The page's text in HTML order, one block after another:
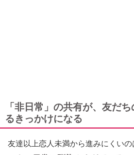
「非日常」の共有が、友だ
るきっかけになる
友達以上恋人未満から進みにくい